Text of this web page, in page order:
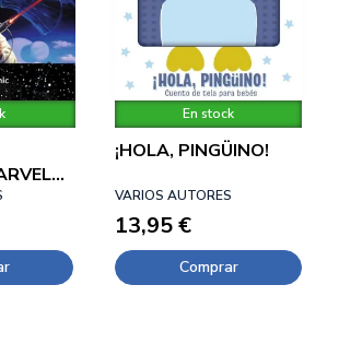
En stock
¡HOLA, PINGÜINO!
VARIOS AUTORES
13,95 €
Comprar